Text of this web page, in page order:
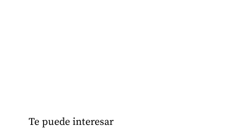
Te puede interesar